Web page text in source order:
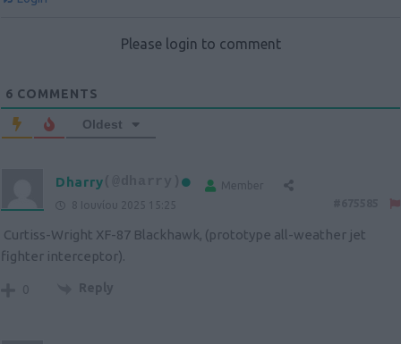
Please login to comment
6 COMMENTS
Oldest
Dharry
Member
8 Ιουνίου 2025 15:25
Curtiss-Wright XF-87 Blackhawk, (prototype all-weather jet
fighter interceptor).
0 Reply